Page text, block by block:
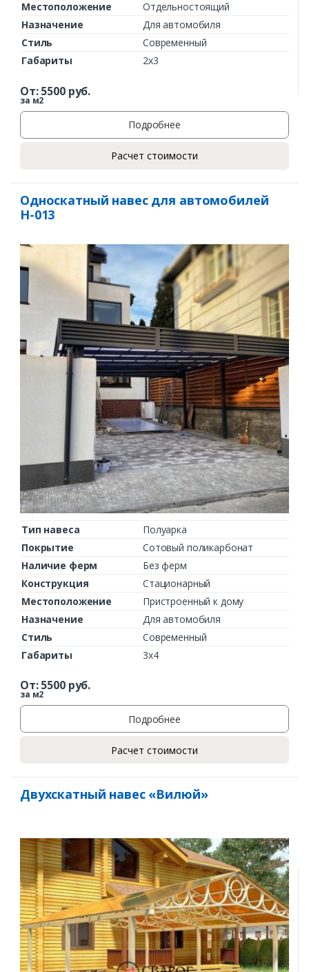
Местоположение
Отдельностоящий
Назначение
Для автомобиля
Стиль
Современный
Габариты
2х3
От:5500руб.
за м2
Подробнее
Расчет стоимости
Односкатный навес для автомобилей
Н-013
Тип навеса
Полуарка
Покрытие
Сотовый поликарбонат
Наличие ферм
Без ферм
Конструкция
Стационарный
Местоположение
Пристроенный к дому
Назначение
Для автомобиля
Стиль
Современный
Габариты
3х4
От:5500руб.
за м2
Подробнее
Расчет стоимости
Двухскатный навес «Вилюй»